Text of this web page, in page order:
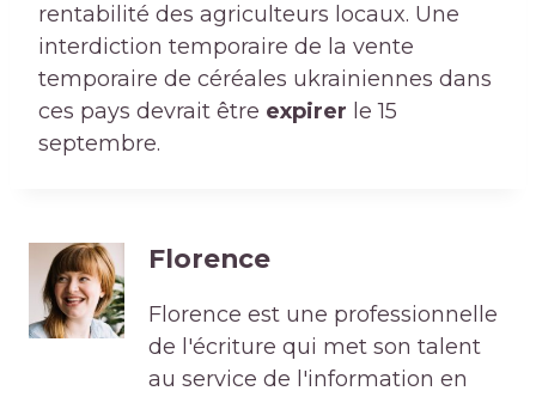
rentabilité des agriculteurs locaux. Une
interdiction temporaire de la vente
temporaire de céréales ukrainiennes dans
ces pays devrait être expirer le 15
septembre.
Florence
Florence est une professionnelle
de l'écriture qui met son talent
au service de l'information en